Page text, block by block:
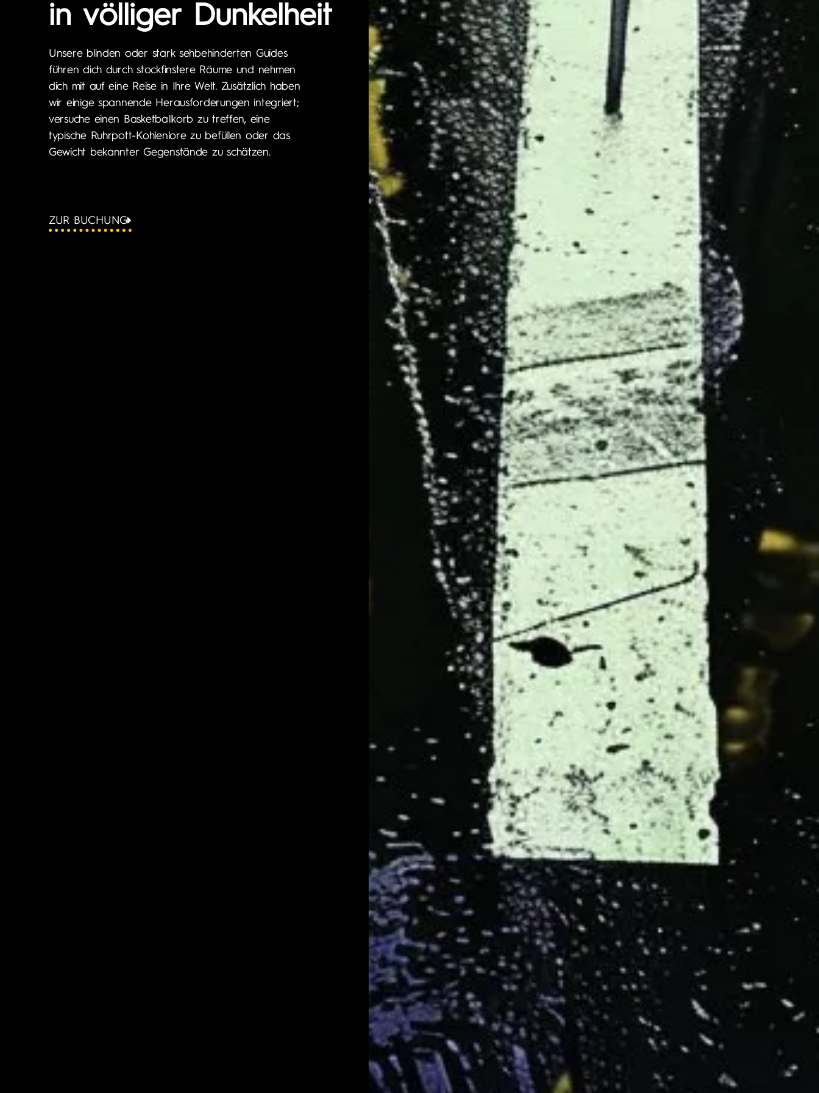
in völliger Dunkelheit
Unsere blinden oder stark sehbehinderten Guides
führen dich durch stockfinstere Räume und nehmen
dich mit auf eine Reise in Ihre Welt. Zusätzlich haben
wir einige spannende Herausforderungen integriert;
versuche einen Basketballkorb zu treffen, eine
typische Ruhrpott-Kohlenlore zu befüllen oder das
Gewicht bekannter Gegenstände zu schätzen.
ZUR BUCHUNG